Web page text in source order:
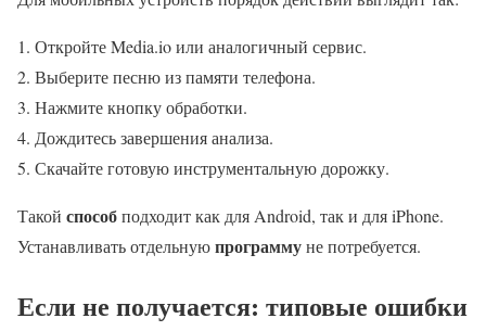
Откройте Media.io или аналогичный сервис.
Выберите песню из памяти телефона.
Нажмите кнопку обработки.
Дождитесь завершения анализа.
Скачайте готовую инструментальную дорожку.
Такой способподходит как для Android, так и для iPhone.
Устанавливать отдельнуюпрограммуне потребуется.
Если не получается: типовые ошибки